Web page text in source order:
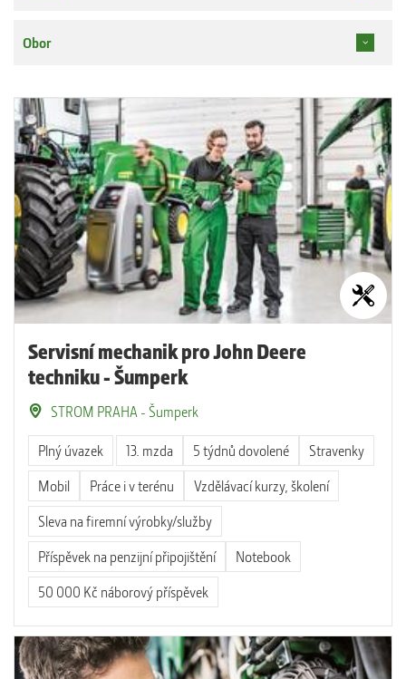
Obor
Servisní mechanik pro John Deere
techniku - Šumperk
STROM PRAHA - Šumperk
Plný úvazek 13. mzda 5 týdnů dovolené
Stravenky
Mobil
Práce i v terénu
Vzdělávací kurzy, školení
Sleva na firemní výrobky/služby
Příspěvek na penzijní připojištění
Notebook
50 000 Kč náborový příspěvek